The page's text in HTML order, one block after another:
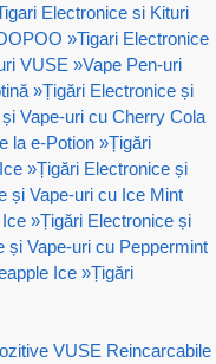
Electronice si Kituri
»Tigari Electronice
VUSE »Vape Pen-uri
»Țigări Electronice și
Vape-uri cu Cherry Cola
la e-Potion »Țigări
»Țigări Electronice și
și Vape-uri cu Ice Mint
»Țigări Electronice și
și Vape-uri cu Peppermint
Ice »Țigări
VUSE Reincarcabile